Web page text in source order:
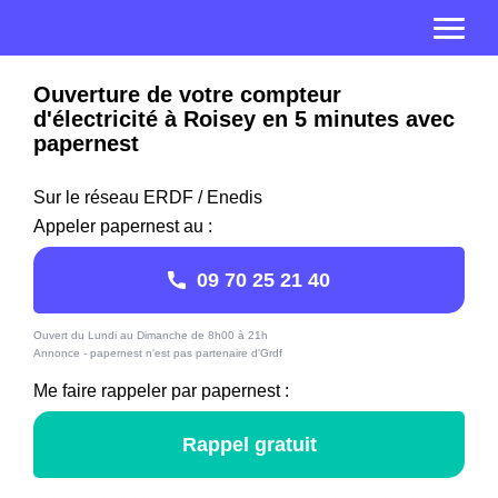
Ouverture de votre compteur
d'électricité à Roisey en 5 minutes avec
papernest
Sur le réseau ERDF / Enedis
Appeler papernest au :
09 70 25 21 40
Ouvert du Lundi au Dimanche de 8h00 à 21h
Annonce - papernest n'est pas partenaire d'Grdf
Me faire rappeler par papernest :
Rappel gratuit